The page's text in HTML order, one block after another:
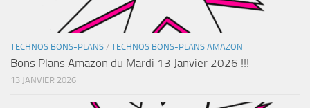
TECHNOS BONS-PLANS / TECHNOS BONS-PLANS AMAZON
Bons Plans Amazon du Mardi 13 Janvier 2026 !!!
13 JANVIER 2026